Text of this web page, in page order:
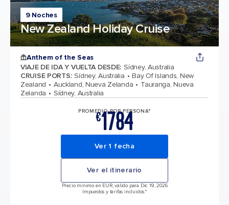
9 Noches
New Zealand Holiday Cruise
Anthem of the Seas
VIAJE DE IDA Y VUELTA DESDE: Sídney, Australia
CRUISE PORTS: Sídney, Australia
Bay Of Islands, New
Zealand
Auckland, Nueva Zelanda
Tauranga, Nueva
Zelanda
Sídney, Australia
PROMEDIO POR PERSONA*
€1784
Ver 1 fecha
Ver el itinerario
Precio mínimo en EUR, válido para Dic 19, 2026
Impuestos y tarifas incluidos.*